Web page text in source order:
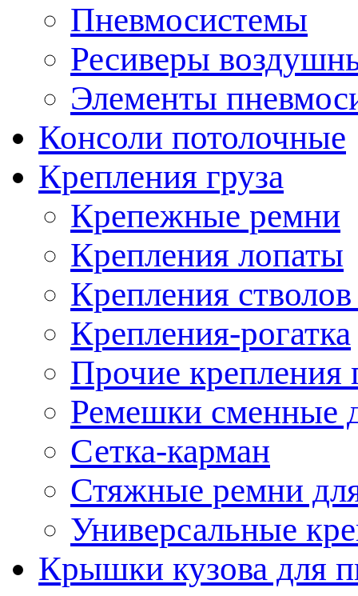
Пневмосистемы
Ресиверы
Элементы
Консоли потолочные
Крепления груза
Крепежные ремни
Крепления лопаты
Крепления
Крепления-рогатка
Прочие крепления
Ремешки сменные
Сетка-карман
Стяжные ремни
Универсальные
Крышки кузова для